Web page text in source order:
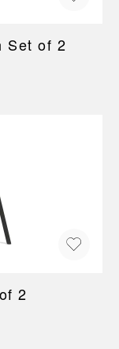
Set of 2
2